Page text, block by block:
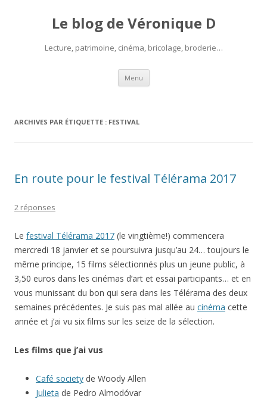
Le blog de Véronique D
Lecture, patrimoine, cinéma, bricolage, broderie…
Menu Aller
contenu
ARCHIVES PAR ÉTIQUETTE : FESTIVAL
En route pour le festival Télérama 2017
2 réponses
Le festival Télérama 2017 (le vingtième!) commencera
mercredi 18 janvier et se poursuivra jusqu’au 24… toujours le
même principe, 15 films sélectionnés plus un jeune public, à
3,50 euros dans les cinémas d’art et essai participants… et en
vous munissant du bon qui sera dans les Télérama des deux
semaines précédentes. Je suis pas mal allée au cinéma cette
année et j’ai vu six films sur les seize de la sélection.
Les films que j’ai vus
Café society de Woody Allen
Julieta de Pedro Almodóvar